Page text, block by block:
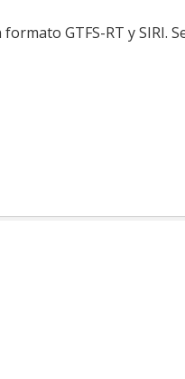
GTFS-RT y SIRI.